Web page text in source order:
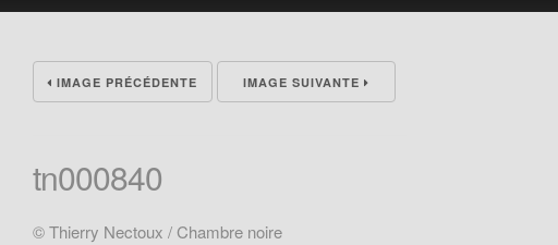
IMAGE PRÉCÉDENTE IMAGE SUIVANTE
tn000840
© Thierry Nectoux / Chambre noire